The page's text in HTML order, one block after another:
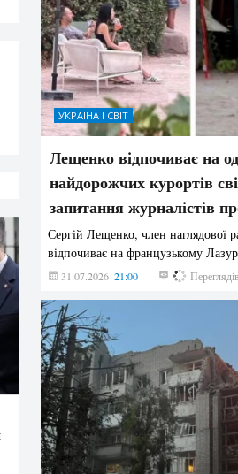
УКРАЇНА І СВІТ
Лещенко відпочиває на
найдорожчих курортів
запитання журналістів
Сергій Лещенко, член наглядової
відпочиває на французькому
31.07.2026 21:00 194 Переглядів